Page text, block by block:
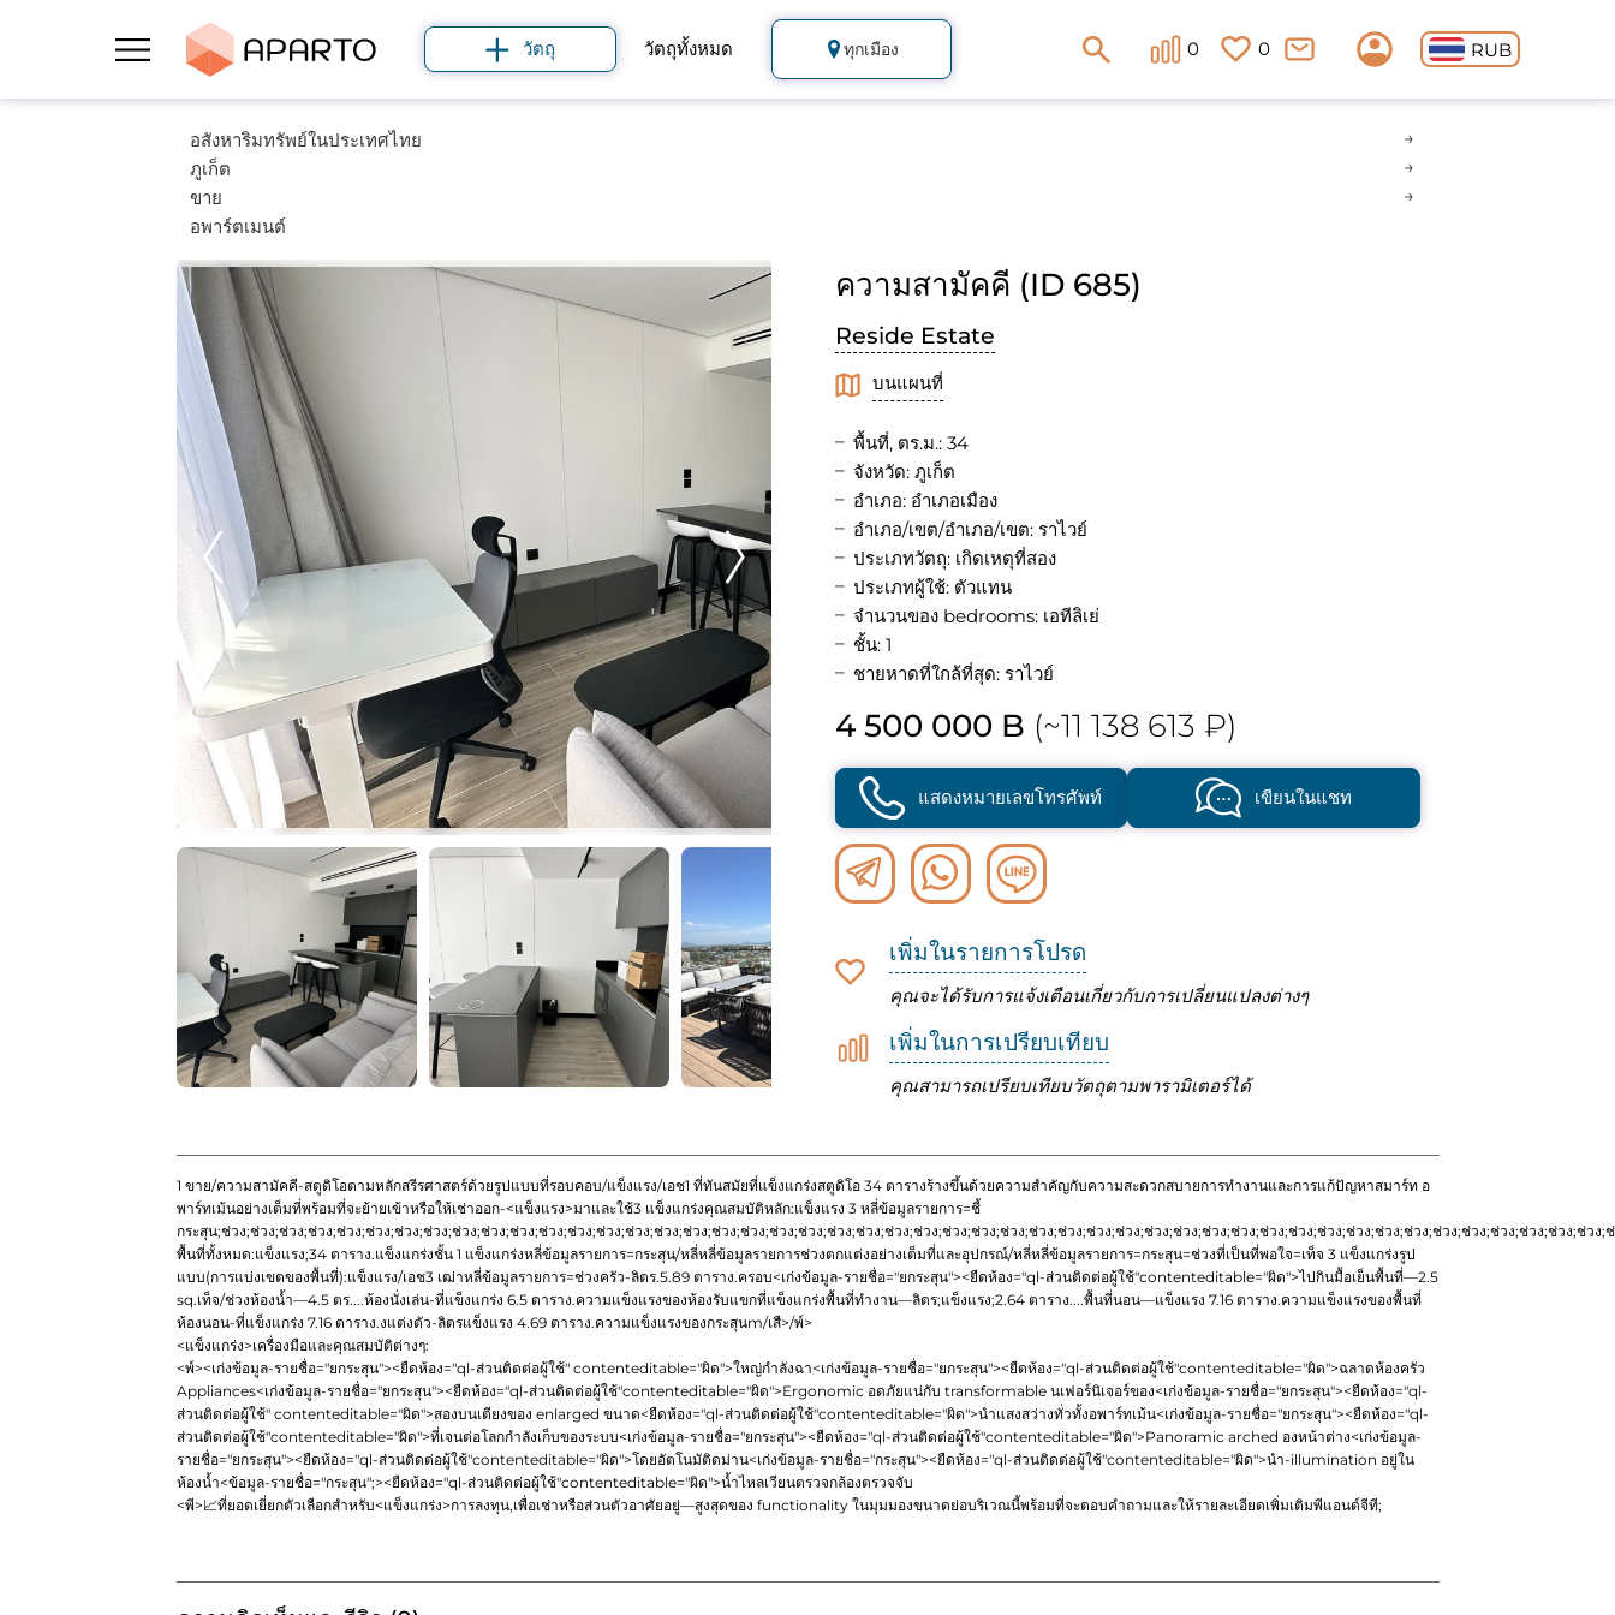
วัตถุ วัตถุทั้งหมด ทุกเมือง 0 0 RUB
อสังหาริมทรัพย์ในประเทศไทย
ภูเก็ต
ขาย
อพาร์ตเมนต์
ความสามัคคี (ID 685)
Reside Estate
บนแผนที่
พื้นที่, ตร.ม.: 34
จังหวัด: ภูเก็ต
อำเภอ: อำเภอเมือง
อำเภอ/เขต/อำเภอ/เขต: ราไวย์
ประเภทวัตถุ: เกิดเหตุที่สอง
ประเภทผู้ใช้: ตัวแทน
จำนวนของ bedrooms: เอทีลิเย่
ชั้น: 1
ชายหาดที่ใกล้ที่สุด: ราไวย์
4 500 000 B (~11 138 613 ₽)
แสดงหมายเลขโทรศัพท์ เขียนในแชท
เพิ่มในรายการโปรด
คุณจะได้รับการแจ้งเตือนเกี่ยวกับการเปลี่ยนแปลงต่างๆ
เพิ่มในการเปรียบเทียบ
คุณสามารถเปรียบเทียบวัตถุตามพารามิเตอร์ได้
1 ขาย/ความสามัคคี-สตูดิโอตามหลักสรีรศาสตร์ด้วยรูปแบบที่รอบคอบ/แข็งแรง/เอช1 ที่ทันสมัยที่แข็งแกร่งสตูดิโอ 34 ตารางร้างขึ้นด้วยความสำคัญกับความสะดวกสบายการทำงานและการแก้ปัญหาสมาร์ท อ
พาร์ทเม้นอย่างเต็มที่พร้อมที่จะย้ายเข้าหรือให้เช่าออก-<แข็งแรง>มาและใช้3 แข็งแกร่งคุณสมบัติหลัก:แข็งแรง 3 หลี่ข้อมูลรายการ=ชี้
กระสุน;ช่วง;ช่วง;ช่วง;ช่วง;ช่วง;ช่วง;ช่วง;ช่วง;ช่วง;ช่วง;ช่วง;ช่วง;ช่วง;ช่วง;ช่วง;ช่วง;ช่วง;ช่วง;ช่วง;ช่วง;ช่วง;ช่วง;ช่วง;ช่วง;ช่วง;ช่วง;ช่วง;ช่วง;ช่วง;ช่วง;ช่วง;ช่วง;ช่วง;ช่วง;ช่วง;ช่วง;ช่วง;ช่วง;ช่วง;ช่วง;ช่วง;ช่วง;ช่วง;ช่วง;ช่วง;ช่วง;ช่วง;ช่
พื้นที่ทั้งหมด:แข็งแรง;34 ตาราง.แข็งแกร่งชั้น 1 แข็งแกร่งหลี่ข้อมูลรายการ=กระสุน/หลี่หลี่ข้อมูลรายการช่วงตกแต่งอย่างเต็มที่และอุปกรณ์/หลี่หลี่ข้อมูลรายการ=กระสุน=ช่วงที่เป็นที่พอใจ=เท็จ 3 แข็งแกร่งรูป
แบบ(การแบ่งเขตของพื้นที่):แข็งแรง/เอช3 เฒ่าหลี่ข้อมูลรายการ=ช่วงครัว-ลิตร.5.89 ตาราง.ครอบ<เก่งข้อมูล-รายชื่อ="ยกระสุน"><ยืดห้อง="ql-ส่วนติดต่อผู้ใช้"contenteditable="ผิด">ไปกินมื้อเย็นพื้นที่—2.5
sq.เท็จ/ช่วงห้องน้ำ—4.5 ตร....ห้องนั่งเล่น-ที่แข็งแกร่ง 6.5 ตาราง.ความแข็งแรงของห้องรับแขกที่แข็งแกร่งพื้นที่ทำงาน—ลิตร;แข็งแรง;2.64 ตาราง....พื้นที่นอน—แข็งแรง 7.16 ตาราง.ความแข็งแรงของพื้นที่
ห้องนอน-ที่แข็งแกร่ง 7.16 ตาราง.งแต่งตัว-ลิตรแข็งแรง 4.69 ตาราง.ความแข็งแรงของกระสุนm/เสื>/พ์>
<แข็งแกร่ง>เครื่องมือและคุณสมบัติต่างๆ:
<พ์><เก่งข้อมูล-รายชื่อ="ยกระสุน"><ยืดห้อง="ql-ส่วนติดต่อผู้ใช้" contenteditable="ผิด">ใหญ่กำลังฉา<เก่งข้อมูล-รายชื่อ="ยกระสุน"><ยืดห้อง="ql-ส่วนติดต่อผู้ใช้"contenteditable="ผิด">ฉลาดห้องครัว
Appliances<เก่งข้อมูล-รายชื่อ="ยกระสุน"><ยืดห้อง="ql-ส่วนติดต่อผู้ใช้"contenteditable="ผิด">Ergonomic อดภัยแน่กับ transformable นเฟอร์นิเจอร์ของ<เก่งข้อมูล-รายชื่อ="ยกระสุน"><ยืดห้อง="ql-
ส่วนติดต่อผู้ใช้" contenteditable="ผิด">สองบนเตียงของ enlarged ขนาด<ยืดห้อง="ql-ส่วนติดต่อผู้ใช้"contenteditable="ผิด">นำแสงสว่างทั่วทั้งอพาร์ทเม้น<เก่งข้อมูล-รายชื่อ="ยกระสุน"><ยืดห้อง="ql-
ส่วนติดต่อผู้ใช้"contenteditable="ผิด">ที่เจนต่อโลกกำลังเก็บของระบบ<เก่งข้อมูล-รายชื่อ="ยกระสุน"><ยืดห้อง="ql-ส่วนติดต่อผู้ใช้"contenteditable="ผิด">Panoramic arched องหน้าต่าง<เก่งข้อมูล-
รายชื่อ="ยกระสุน"><ยืดห้อง="ql-ส่วนติดต่อผู้ใช้"contenteditable="ผิด">โดยอัตโนมัติดม่าน<เก่งข้อมูล-รายชื่อ="กระสุน"><ยืดห้อง="ql-ส่วนติดต่อผู้ใช้"contenteditable="ผิด">นำ-illumination อยู่ใน
ห้องน้ำ<ข้อมูล-รายชื่อ="กระสุน";><ยืดห้อง="ql-ส่วนติดต่อผู้ใช้"contenteditable="ผิด">น้ำไหลเวียนตรวจกล้องตรวจจับ
<พี>📈ที่ยอดเยี่ยกตัวเลือกสำหรับ<แข็งแกร่ง>การลงทุน,เพื่อเช่าหรือส่วนตัวอาศัยอยู่—สูงสุดของ functionality ในมุมมองขนาดย่อบริเวณนี้พร้อมที่จะตอบคำถามและให้รายละเอียดเพิ่มเติมพีแอนด์จีที;